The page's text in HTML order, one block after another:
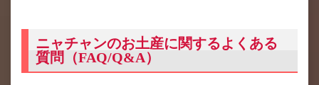
ニャチャンのお土産に関するよくある
質問（FAQ/Q&A）